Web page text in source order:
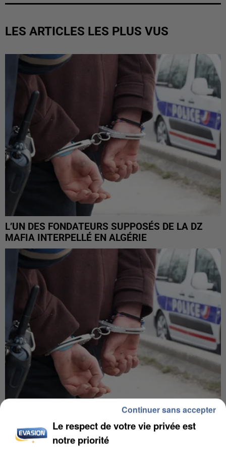
LES ARTICLES LES PLUS VUS
L’UN DES FONDATEURS SUPPOSÉS DE LA DZ
MAFIA INTERPELLÉ EN ALGÉRIE
UN SECOND CADRE DE LA DZ MAFIA
INTERPELLÉ EN ALGÉRIE
Le respect de votre vie privée est
notre priorité
Continuer sans accepter